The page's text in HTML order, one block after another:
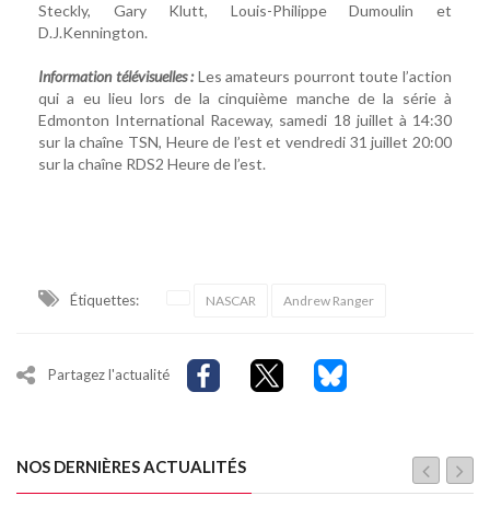
Steckly, Gary Klutt, Louis-Philippe Dumoulin et
D.J.Kennington.
Information télévisuelles :Les amateurs pourront toute l’action
qui a eu lieu lors de la cinquième manche de la série à
Edmonton International Raceway, samedi 18 juillet à 14:30
sur la chaîne TSN, Heure de l’est et vendredi 31 juillet 20:00
sur la chaîne RDS2 Heure de l’est.
Étiquettes: NASCAR Andrew Ranger
Partagez l'actualité
NOS DERNIÈRES ACTUALITÉS